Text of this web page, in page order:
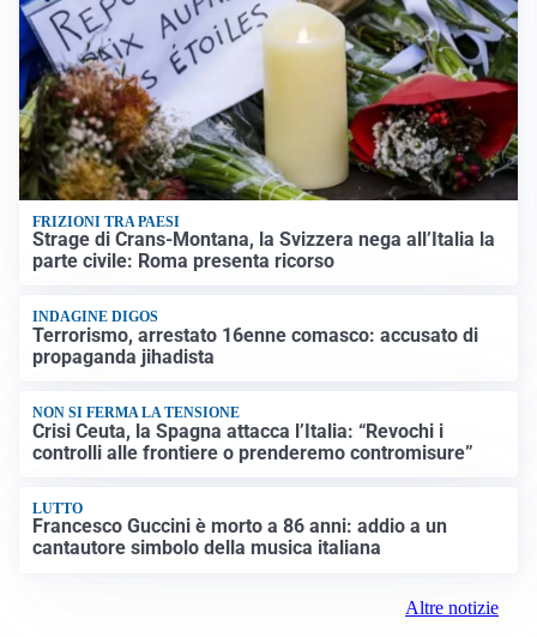
FRIZIONI TRA PAESI
Strage di Crans-Montana, la Svizzera nega all’Italia la
parte civile: Roma presenta ricorso
INDAGINE DIGOS
Terrorismo, arrestato 16enne comasco: accusato di
propaganda jihadista
NON SI FERMA LA TENSIONE
Crisi Ceuta, la Spagna attacca l’Italia: “Revochi i
controlli alle frontiere o prenderemo contromisure”
LUTTO
Francesco Guccini è morto a 86 anni: addio a un
cantautore simbolo della musica italiana
Altre notizie